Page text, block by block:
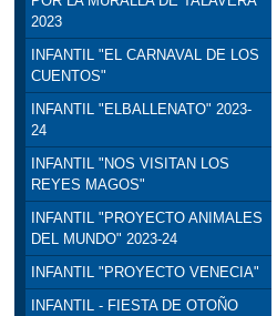
2023
INFANTIL "EL CARNAVAL DE LOS
CUENTOS"
INFANTIL "ELBALLENATO" 2023-
24
INFANTIL "NOS VISITAN LOS
REYES MAGOS"
INFANTIL "PROYECTO ANIMALES
DEL MUNDO" 2023-24
INFANTIL "PROYECTO VENECIA"
INFANTIL - FIESTA DE OTOÑO